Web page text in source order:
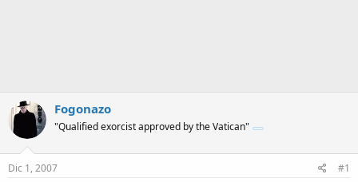
Fogonazo
"Qualified exorcist approved by the Vatican"
Dic 1, 2007 #1